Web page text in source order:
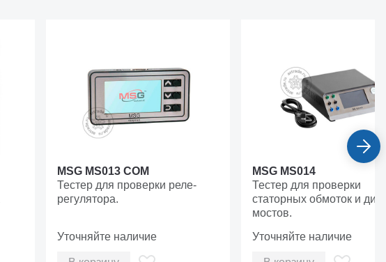
MSG MS013 COM
Тестер для проверки реле-
регулятора.
Уточняйте наличие
MSG MS014
Тестер для проверки
статорных обмоток и
мостов.
Уточняйте наличие